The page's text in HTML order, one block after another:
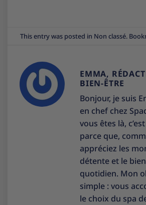
This entry was posted in Non classé.
EMMA,
BIEN-ÊTRE
Bonjour, je suis
en chef chez
vous êtes là,
parce que,
appréciez les
détente et le
quotidien. Mon
simple : vous
le choix du spa